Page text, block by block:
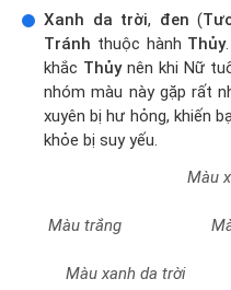
Xanh da trời, đen (
Tránh thuộc hành Thủy
khắc Thủynên khi Nữ
nhóm màu này gặp rất
xuyên bị hư hỏng, khiến
khỏe bị suy yếu.
Màu
Màu trắng
Màu xanh da trời